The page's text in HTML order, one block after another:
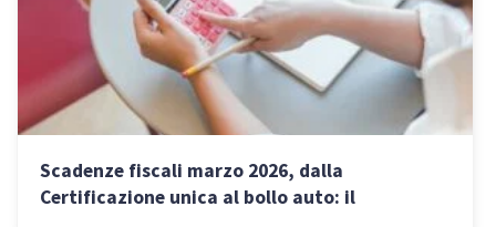
Scadenze fiscali marzo 2026, dalla
Certificazione unica al bollo auto: il